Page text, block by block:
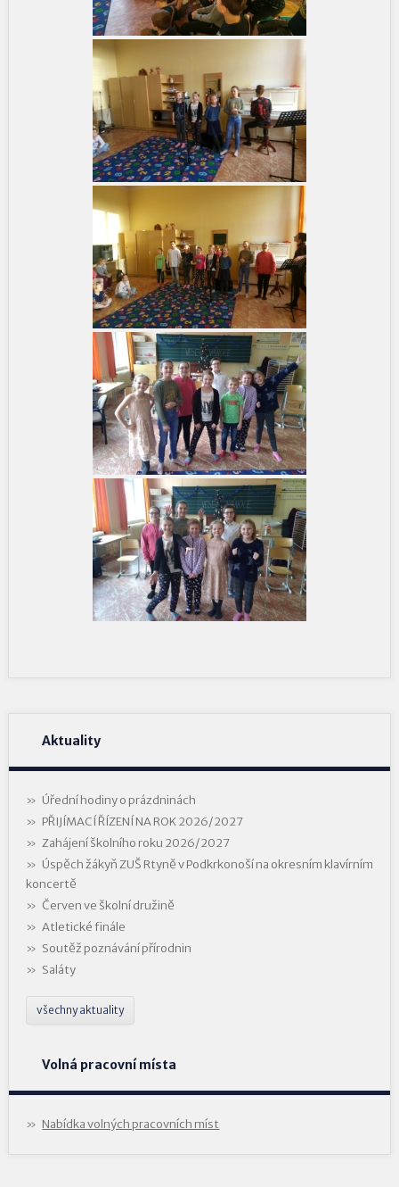
Aktuality
Úřední hodiny o prázdninách
PŘIJÍMACÍ ŘÍZENÍ NA ROK 2026/2027
Zahájení školního roku 2026/2027
Úspěch žákyň ZUŠ Rtyně v Podkrkonoší na okresním klavírním
koncertě
Červen ve školní družině
Atletické finále
Soutěž poznávání přírodnin
Saláty
všechny aktuality
Volná pracovní místa
Nabídka volných pracovních míst